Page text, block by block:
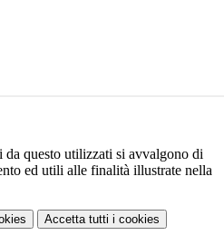
questo utilizzati si avvalgono di
ed utili alle finalità illustrate nella
Accetta tutti i cookies